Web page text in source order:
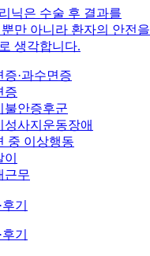
닉은 수술 후 결과를
만 아니라 환자의 안전을
생각합니다.
증·과수면증
증
불안증후군
성사지운동장애
중 이상행동
근무
기
기